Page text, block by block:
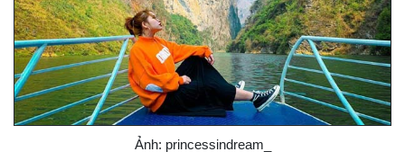
Ảnh: princessindream_